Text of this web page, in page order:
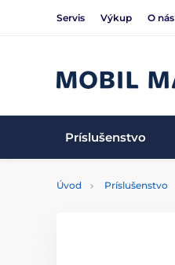
Servis Výkup O nás
Príslušenstvo
Úvod Príslušenstvo